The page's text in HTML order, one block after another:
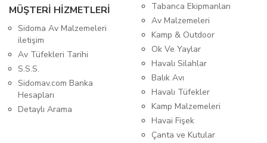
MÜŞTERİ HİZMETLERİ
Sidoma Av Malzemeleri
iletişim
Av Tüfekleri Tarihi
S.S.S.
Sidomav.com Banka
Hesapları
Detaylı Arama
Tabanca Ekipmanları
Av Malzemeleri
Kamp & Outdoor
Ok Ve Yaylar
Havalı Silahlar
Balık Avı
Havalı Tüfekler
Kamp Malzemeleri
Havai Fişek
Çanta ve Kutular